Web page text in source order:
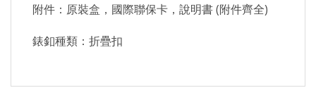
附件：原裝盒，國際聯保卡，說明書 (附件齊全)
錶釦種類：折疊扣